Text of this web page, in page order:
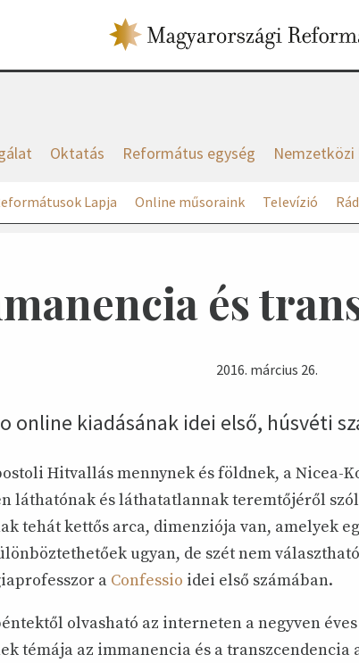
Oktatás Református egység
Lapja Online műsoraink Televízió
és
2016. március 26.
online kiadásának idei első, húsvéti
Hitvallás mennynek és földnek, a Nicea-
láthatónak és láthatatlannak teremtőjéről
tehát kettős arca, dimenziója van, amelyek
ugyan, de szét nem
a Confessio idei első számában.
olvasható az interneten a negyven éves
témája az immanencia és a transzcendencia